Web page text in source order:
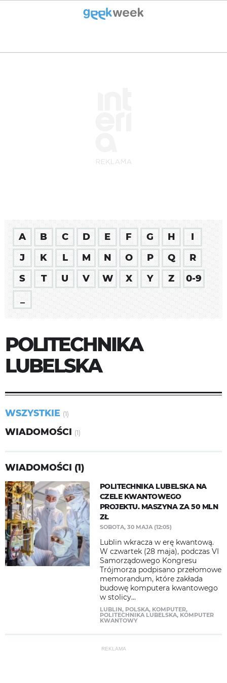
A B C D E F G H
I
J
K L M N O P Q
R
S
T U V W X Y Z
0-9
POLITECHNIKA
LUBELSKA
WSZYSTKIE (1)
WIADOMOŚCI (1)
WIADOMOŚCI (1)
POLITECHNIKA LUBELSKA NA
CZELE KWANTOWEGO
PROJEKTU. MASZYNA ZA 50 MLN
ZŁ
SOBOTA, 30 MAJA (12:05)
Lublin wkracza w erę kwantową.
W czwartek (28 maja), podczas VI
Samorządowego Kongresu
Trójmorza podpisano przełomowe
memorandum, które zakłada
budowę komputera kwantowego
w stolicy...
LUBLIN, POLSKA, KOMPUTER,
POLITECHNIKA LUBELSKA, KOMPUTER
KWANTOWY
REKLAMA